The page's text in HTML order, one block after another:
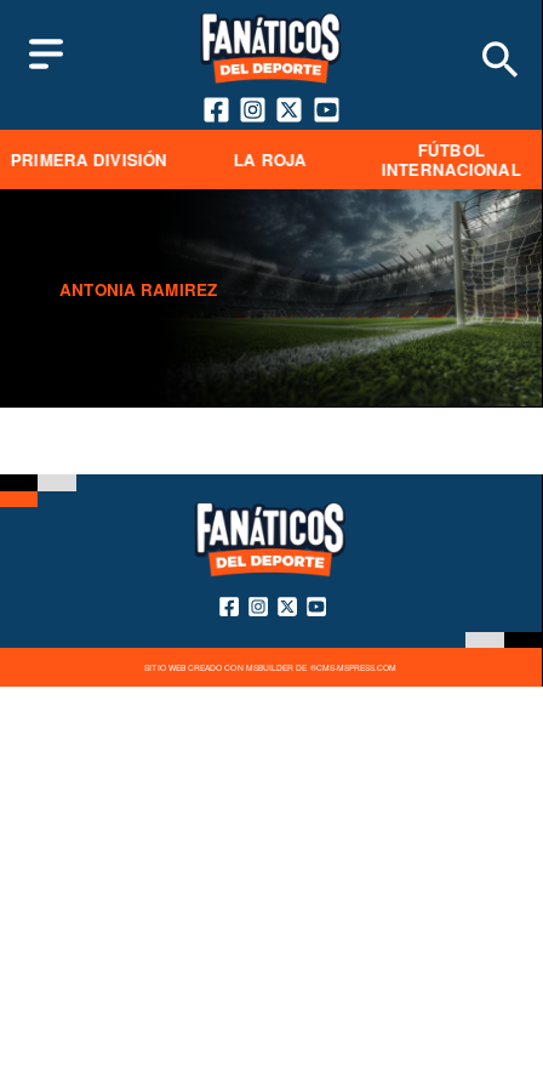
PRIMERA DIVISIÓN LA ROJA
FÚTBOL
INTERNACIONAL
ANTONIA RAMIREZ
SITIO WEB CREADO CON MSBUILDER DE ®CMS-MSPRESS.COM